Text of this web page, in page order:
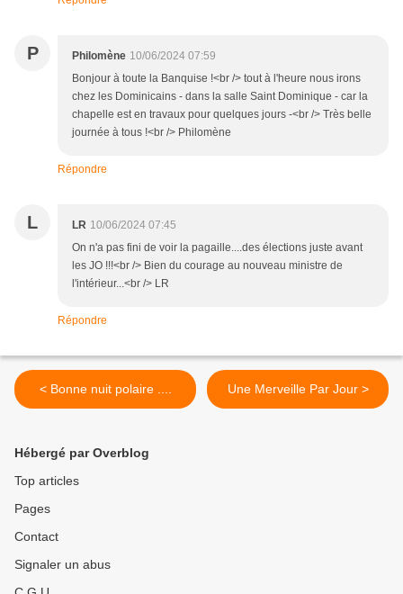
P Philomène 10/06/2024 07:59
Bonjour à toute la Banquise !<br /> tout à l'heure nous irons
chez les Dominicains - dans la salle Saint Dominique - car la
chapelle est en travaux pour quelques jours -<br /> Très belle
journée à tous !<br /> Philomène
Répondre
L LR 10/06/2024 07:45
On n'a pas fini de voir la pagaille....des élections juste avant
les JO !!!<br /> Bien du courage au nouveau ministre de
l'intérieur...<br /> LR
Répondre
< Bonne nuit polaire .... Une Merveille Par Jour >
Hébergé par Overblog
Top articles
Pages
Contact
Signaler un abus